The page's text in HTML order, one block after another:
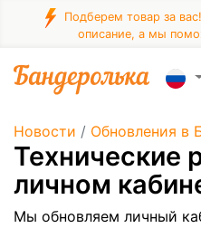
Подберем товар за
описание, а мы
Новости / Обновления в
Технические
личном
Мы обновляем личный